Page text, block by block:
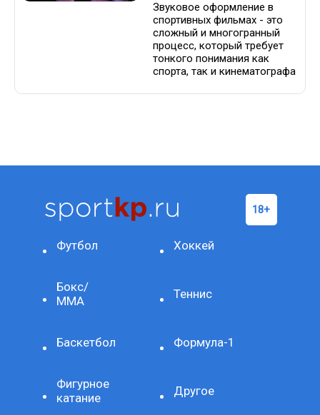
Звуковое оформление в
спортивных фильмах - это
сложный и многогранный
процесс, который требует
тонкого понимания как
спорта, так и кинематографа
Футбол Хоккей
Бокс/
ММА
Теннис
Баскетбол Формула-1
Фигурное
катание
Другое